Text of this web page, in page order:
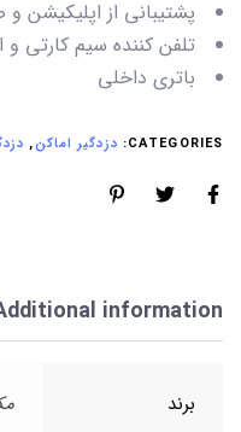
پشتیبانی از اپلیکیشن
تلفن کننده سیم کارتی و
باتری داخلی
CATEGORIES: دزدگیر اماکن,
information
برند